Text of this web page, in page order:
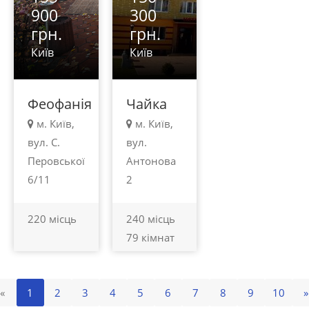
900
грн.
Київ
Феофанія
м. Київ,
вул. С.
Перовської
6/11
220 місць
300
грн.
Київ
Чайка
м. Київ,
вул.
Антонова
2
240 місць
79 кімнат
« 1 2 3 4 5 6 7 8 9 10 »